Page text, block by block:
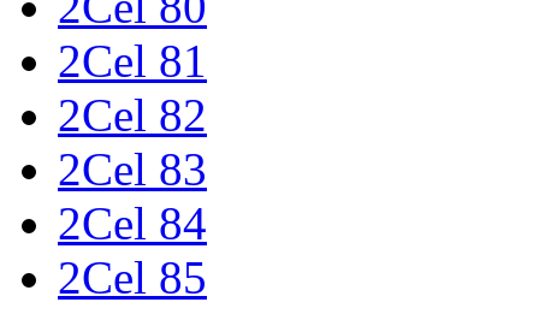
2Cel 81
2Cel 82
2Cel 83
2Cel 84
2Cel 85